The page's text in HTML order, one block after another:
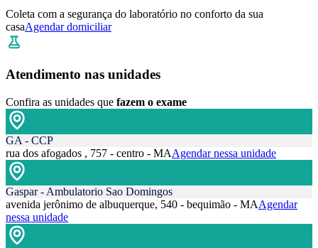
Coleta com a segurança do laboratório no conforto da sua
casaAgendar domiciliar
Atendimento nas unidades
Confira as unidades que fazem o exame
GA - CCP
rua dos afogados , 757 - centro - MAAgendar nessa unidade
Gaspar - Ambulatorio Sao Domingos
avenida jerônimo de albuquerque, 540 - bequimão - MAAgendar
nessa unidade